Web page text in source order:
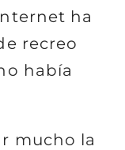
ha
recreo
había
mucho la